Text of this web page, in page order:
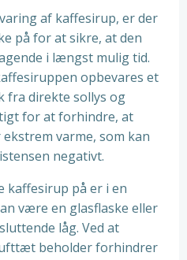
af kaffesirup, er der
på for at sikre, at den
i længst mulig tid.
opbevares et
fra direkte sollys og
for at forhindre, at
varme, som kan
negativt.
kaffesirup på er i en
være en glasflaske eller
låg. Ved at
beholder forhindrer